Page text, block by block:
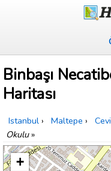
Binbaşı
Haritası
Istanbul › Maltepe ›
Okulu»
+